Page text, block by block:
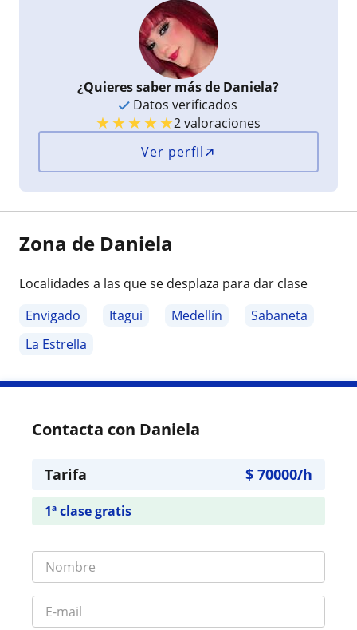
¿Quieres saber más de Daniela?
Datos verificados
★★★★★2 valoraciones
Ver perfil
Zona de Daniela
Localidades a las que se desplaza para dar clase
Envigado
Itagui Medellín
Sabaneta
La Estrella
Contacta con Daniela
Tarifa $ 70000/h
1ª clase gratis